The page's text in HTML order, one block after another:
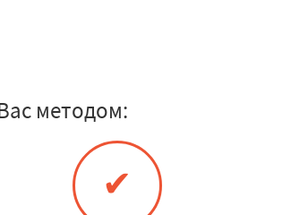
методом:
✔